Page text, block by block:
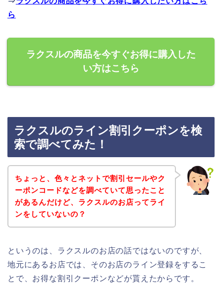
ら
ラクスルの商品を今すぐお得に購入した
い方はこちら
ラクスルのライン割引クーポンを検
索で調べてみた！
ちょっと、色々とネットで割引セールやク
ーポンコードなどを調べていて思ったこと
があるんだけど、ラクスルのお店ってライ
ンをしていないの？
というのは、ラクスルのお店の話ではないのですが、
地元にあるお店では、そのお店のライン登録をするこ
とで、お得な割引クーポンなどが貰えたからです。